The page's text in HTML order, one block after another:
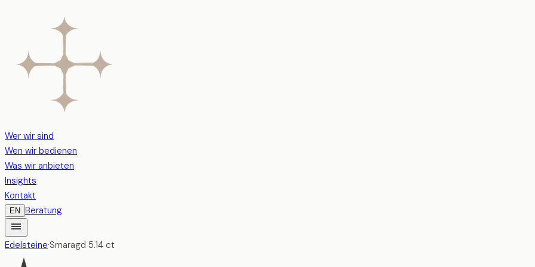
Wer wir sind
Wen wir bedienen
Was wir anbieten
Insights
Kontakt
EN Beratung
Edelsteine·Smaragd 5.14 ct